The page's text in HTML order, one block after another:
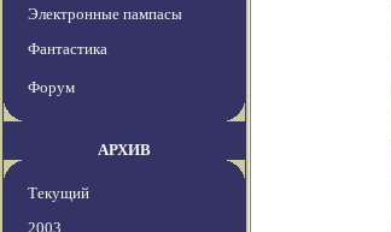
Электронные пампасы
Фантастика
Форум
АРХИВ
Текущий
2003